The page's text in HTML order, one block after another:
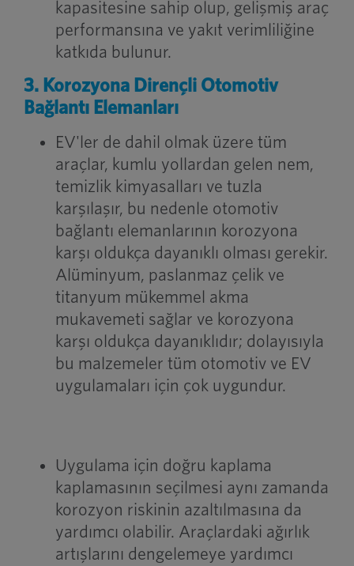
kapasitesine sahip olup, gelişmiş araç
performansına ve yakıt verimliliğine
katkıda bulunur.
3. Korozyona Dirençli Otomotiv
Bağlantı Elemanları
EV'ler de dahil olmak üzere tüm
araçlar, kumlu yollardan gelen nem,
temizlik kimyasalları ve tuzla
karşılaşır, bu nedenle otomotiv
bağlantı elemanlarının korozyona
karşı oldukça dayanıklı olması gerekir.
Alüminyum, paslanmaz çelik ve
titanyum mükemmel akma
mukavemeti sağlar ve korozyona
karşı oldukça dayanıklıdır; dolayısıyla
bu malzemeler tüm otomotiv ve EV
uygulamaları için çok uygundur.
Uygulama için doğru kaplama
kaplamasının seçilmesi aynı zamanda
korozyon riskinin azaltılmasına da
yardımcı olabilir. Araçlardaki ağırlık
artışlarını dengelemeye yardımcı